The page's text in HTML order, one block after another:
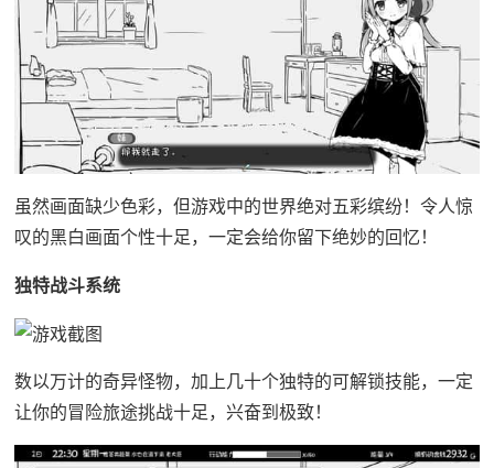
虽然画面缺少色彩，但游戏中的世界绝对五彩缤纷！令人惊
叹的黑白画面个性十足，一定会给你留下绝妙的回忆！
独特战斗系统
数以万计的奇异怪物，加上几十个独特的可解锁技能，一定
让你的冒险旅途挑战十足，兴奋到极致！